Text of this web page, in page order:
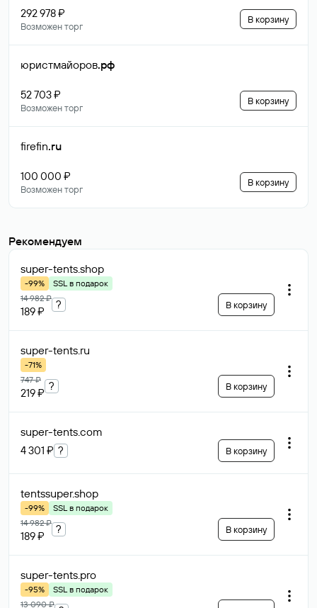
292 978 ₽
Возможен торг
В корзину
юристмайоров.рф
52 703 ₽
Возможен торг
В корзину
firefin.ru
100 000 ₽
Возможен торг
В корзину
Рекомендуем
super-tents.shop
-99%
SSL в подарок
14 982 ₽
189 ₽
? В корзину
super-tents.ru
-71%
747 ₽
219 ₽
? В корзину
super-tents.com
4 301 ₽ ? В корзину
tentssuper.shop
-99%
SSL в подарок
14 982 ₽
189 ₽
? В корзину
super-tents.pro
-95%
SSL в подарок
13 090 ₽